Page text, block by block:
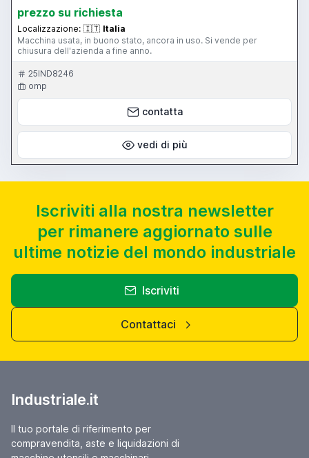
prezzo su richiesta
Localizzazione: 🇮🇹 Italia
Macchina usata, in buono stato, ancora in uso. Si vende per
chiusura dell'azienda a fine anno.
25IND8246
omp
contatta
vedi di più
Iscriviti alla nostra newsletter
per rimanere aggiornato sulle
ultime notizie del mondo industriale
Iscriviti
Contattaci
Industriale.it
Il tuo portale di riferimento per
compravendita, aste e liquidazioni di